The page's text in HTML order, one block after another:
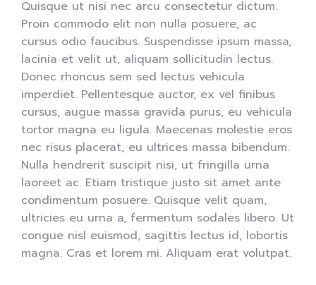
Quisque ut nisi nec arcu consectetur dictum.
Proin commodo elit non nulla posuere, ac
cursus odio faucibus. Suspendisse ipsum massa,
lacinia et velit ut, aliquam sollicitudin lectus.
Donec rhoncus sem sed lectus vehicula
imperdiet. Pellentesque auctor, ex vel finibus
cursus, augue massa gravida purus, eu vehicula
tortor magna eu ligula. Maecenas molestie eros
nec risus placerat, eu ultrices massa bibendum.
Nulla hendrerit suscipit nisi, ut fringilla urna
laoreet ac. Etiam tristique justo sit amet ante
condimentum posuere. Quisque velit quam,
ultricies eu urna a, fermentum sodales libero. Ut
congue nisl euismod, sagittis lectus id, lobortis
magna. Cras et lorem mi. Aliquam erat volutpat.